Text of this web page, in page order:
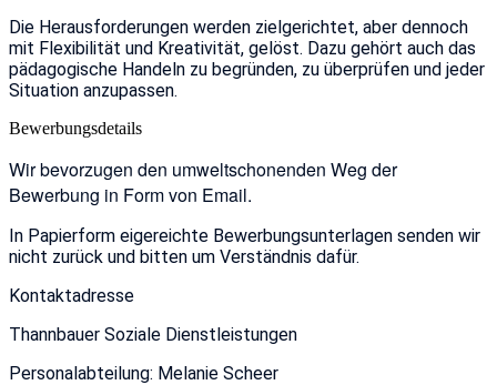
Die Herausforderungen werden zielgerichtet, aber dennoch
mit Flexibilität und Kreativität, gelöst. Dazu gehört auch das
pädagogische Handeln zu begründen, zu überprüfen und jeder
Situation anzupassen.
Bewerbungsdetails
Wir bevorzugen den umweltschonenden Weg der
Bewerbung in Form von Email.
In Papierform eigereichte Bewerbungsunterlagen senden wir
nicht zurück und bitten um Verständnis dafür.
Kontaktadresse
Thannbauer Soziale Dienstleistungen
Personalabteilung: Melanie Scheer